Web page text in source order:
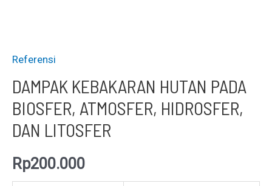
Referensi
DAMPAK KEBAKARAN HUTAN PADA
BIOSFER, ATMOSFER, HIDROSFER,
DAN LITOSFER
Rp200.000